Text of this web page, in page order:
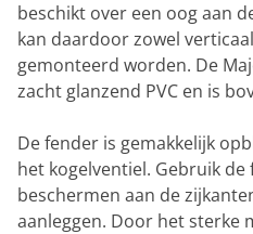
beschikt over een oog aan
kan daardoor zowel
gemonteerd worden. De
zacht glanzend PVC en is
De fender is gemakkelijk
het kogelventiel. Gebruik
beschermen aan de
aanleggen. Door het sterke